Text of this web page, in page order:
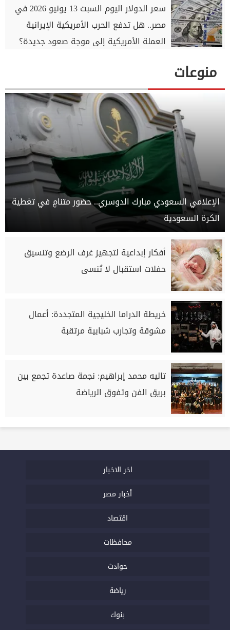
سعر الدولار اليوم السبت 13 يونيو 2026 في
مصر.. هل تدفع الحرب الأمريكية الإيرانية
العملة الأمريكية إلى موجة صعود جديدة؟
منوعات
الإعلامي السعودي مبارك الدوسري.. حضور متنامٍ في تغطية
الكرة السعودية
أفكار إبداعية لتجهيز غرف الرضع وتنسيق
حفلات استقبال لا تُنسى
خريطة الدراما الخليجية المتجددة: أعمال
مشوقة وتجارب شبابية مرتقبة
تاليه محمد إبراهيم: نجمة صاعدة تجمع بين
بريق الفن وتفوق الرياضة
اخر الاخبار
أخبار مصر
اقتصاد
محافظات
حوادث
رياضة
بنوك